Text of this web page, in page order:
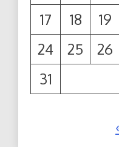
17
18 19
24
25 26
31